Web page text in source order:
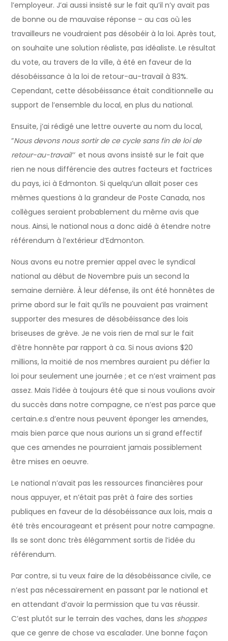
l’employeur. J’ai aussi insisté sur le fait qu’il n’y avait pas
de bonne ou de mauvaise réponse – au cas où les
travailleurs ne voudraient pas désobéir à la loi. Après tout,
on souhaite une solution réaliste, pas idéaliste. Le résultat
du vote, au travers de la ville, à été en faveur de la
désobéissance à la loi de retour-au-travail à 83%.
Cependant, cette désobéissance était conditionnelle au
support de l’ensemble du local, en plus du national.
Ensuite, j’ai rédigé une lettre ouverte au nom du local,
“Nous devons nous sortir de ce cycle sans fin de loi de
retour-au-travail’’et nous avons insisté sur le fait que
rien ne nous différencie des autres facteurs et factrices
du pays, ici à Edmonton. Si quelqu’un allait poser ces
mêmes questions à la grandeur de Poste Canada, nos
collègues seraient probablement du même avis que
nous. Ainsi, le national nous a donc aidé à étendre notre
référendum à l’extérieur d’Edmonton.
Nous avons eu notre premier appel avec le syndical
national au début de Novembre puis un second la
semaine dernière. À leur défense, ils ont été honnêtes de
prime abord sur le fait qu’ils ne pouvaient pas vraiment
supporter des mesures de désobéissance des lois
briseuses de grève. Je ne vois rien de mal sur le fait
d’être honnête par rapport à ca. Si nous avions $20
millions, la moitié de nos membres auraient pu défier la
loi pour seulement une journée ; et ce n’est vraiment pas
assez. Mais l’idée à toujours été que si nous voulions avoir
du succès dans notre compagne, ce n’est pas parce que
certain.e.s d’entre nous peuvent éponger les amendes,
mais bien parce que nous aurions un si grand effectif
que ces amendes ne pourraient jamais possiblement
être mises en oeuvre.
Le national n’avait pas les ressources financières pour
nous appuyer, et n’était pas prêt à faire des sorties
publiques en faveur de la désobéissance aux lois, mais a
été très encourageant et présent pour notre campagne.
Ils se sont donc très élégamment sortis de l’idée du
référendum.
Par contre, si tu veux faire de la désobéissance civile, ce
n’est pas nécessairement en passant par le national et
en attendant d’avoir la permission que tu vas réussir.
C’est plutôt sur le terrain des vaches, dans les shoppes
que ce genre de chose va escalader. Une bonne façon